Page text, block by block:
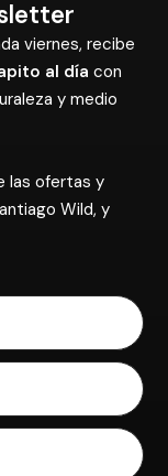
viernes, recibe
al día con
y medio
las ofertas y
Wild, y